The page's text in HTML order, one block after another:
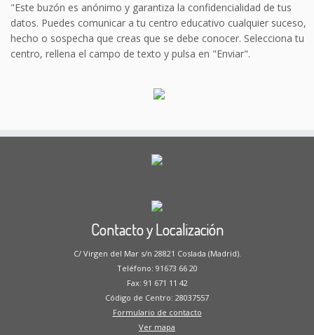
"Este buzón es anónimo y garantiza la confidencialidad de tus
datos. Puedes comunicar a tu centro educativo cualquier suceso,
hecho o sospecha que creas que se debe conocer. Selecciona tu
centro, rellena el campo de texto y pulsa en "Enviar".
Contacto y Localización
C/ Virgen del Mar s/n 28821 Coslada (Madrid).
Teléfono: 91673 66 20
Fax: 91 671 11 42
Código de Centro: 28037557
Formulario de contacto
Ver mapa